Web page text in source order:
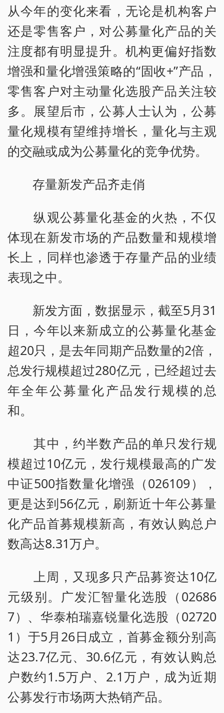
从今年的变化来看，无论是机构客户
还是零售客户，对公募量化产品的关
注度都有明显提升。机构更偏好指数
增强和量化增强策略的“固收+”产品，
零售客户对主动量化选股产品关注较
多。展望后市，公募人士认为，公募
量化规模有望维持增长，量化与主观
的交融或成为公募量化的竞争优势。
存量新发产品齐走俏
纵观公募量化基金的火热，不仅
体现在新发市场的产品数量和规模增
长上，同样也渗透于存量产品的业绩
表现之中。
新发方面，数据显示，截至5月31
日，今年以来新成立的公募量化基金
超20只，是去年同期产品数量的2倍，
总发行规模超过280亿元，已经超过去
年全年公募量化产品发行规模的总
和。
其中，约半数产品的单只发行规
模超过10亿元，发行规模最高的广发
中证500指数量化增强（026109），
更是达到56亿元，刷新近十年公募量
化产品首募规模新高，有效认购总户
数高达8.31万户。
上周，又现多只产品募资达10亿
元级别。广发汇智量化选股（02686
7）、华泰柏瑞嘉锐量化选股（02720
1）于5月26日成立，首募金额分别高
达23.7亿元、30.6亿元，有效认购总
户数约1.5万户、2.1万户，成为近期
公募发行市场两大热销产品。